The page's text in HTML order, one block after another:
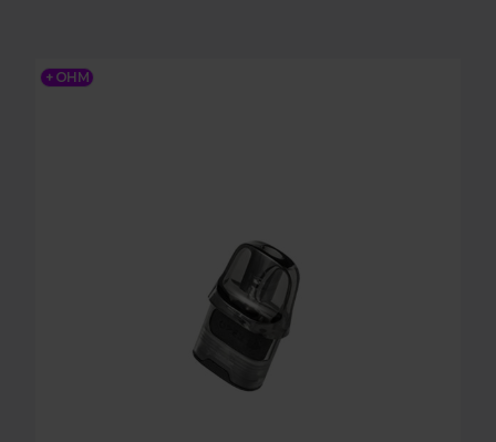
+ OHM
LOST VAPE URSA V2 - REPLACEMENT POD x3